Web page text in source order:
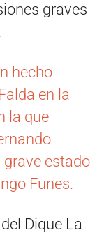
graves
hecho
en la
la que
grave estado
Funes.
Dique La